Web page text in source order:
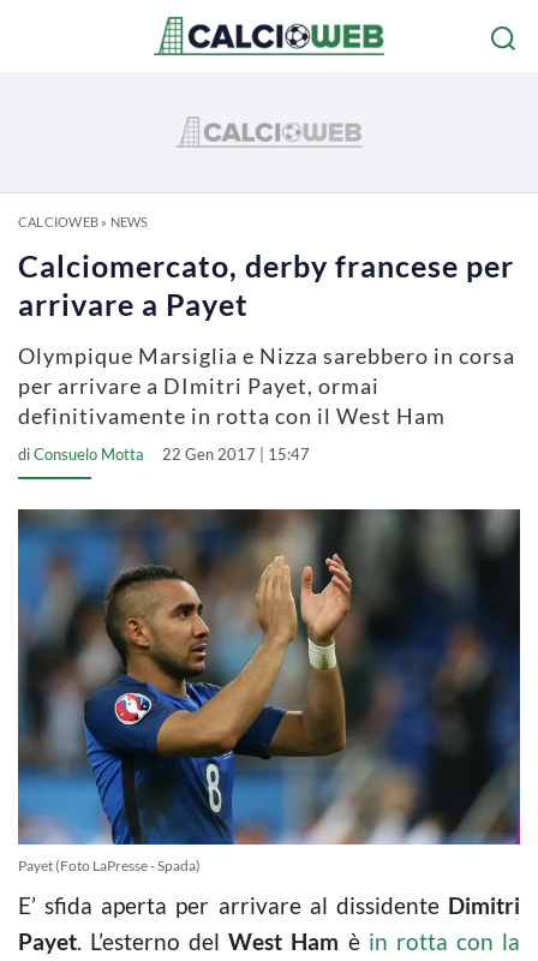
CALCIOWEB» NEWS
Calciomercato, derby francese per
arrivare a Payet
Olympique Marsiglia e Nizza sarebbero in corsa
per arrivare a DImitri Payet, ormai
definitivamente in rotta con il West Ham
diConsuelo Motta 22 Gen 2017 | 15:47
Payet (Foto LaPresse - Spada)
E’ sfida aperta per arrivare al dissidente Dimitri
Payet. L’esterno delWest Ham è in rotta con la